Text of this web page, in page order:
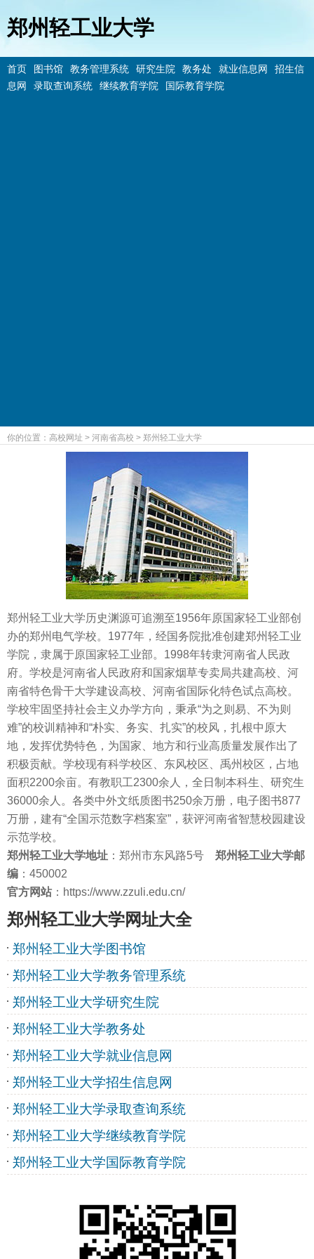
郑州轻工业大学
首页 图书馆 教务管理系统 研究生院 教务处 就业信息网
招生信
息网
录取查询系统 继续教育学院 国际教育学院
你的位置： 高校网址 > 河南省高校 > 郑州轻工业大学
郑州轻工业大学历史渊源可追溯至1956年原国家轻工业部创
办的郑州电气学校。1977年，经国务院批准创建郑州轻工业
学院，隶属于原国家轻工业部。1998年转隶河南省人民政
府。学校是河南省人民政府和国家烟草专卖局共建高校、河
南省特色骨干大学建设高校、河南省国际化特色试点高校。
学校牢固坚持社会主义办学方向，秉承“为之则易、不为则
难”的校训精神和“朴实、务实、扎实”的校风，扎根中原大
地，发挥优势特色，为国家、地方和行业高质量发展作出了
积极贡献。学校现有科学校区、东风校区、禹州校区，占地
面积2200余亩。有教职工2300余人，全日制本科生、研究生
36000余人。各类中外文纸质图书250余万册，电子图书877
万册，建有“全国示范数字档案室”，获评河南省智慧校园建设
示范学校。
郑州轻工业大学地址 ：郑州市东风路5号 郑州轻工业大学邮
编 ：450002
官方网站 ：https://www.zzuli.edu.cn/
郑州轻工业大学网址大全
郑州轻工业大学图书馆
郑州轻工业大学教务管理系统
郑州轻工业大学研究生院
郑州轻工业大学教务处
郑州轻工业大学就业信息网
郑州轻工业大学招生信息网
郑州轻工业大学录取查询系统
郑州轻工业大学继续教育学院
郑州轻工业大学国际教育学院